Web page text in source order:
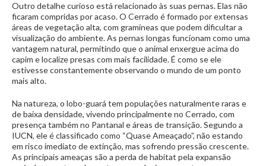
Outro detalhe curioso está relacionado às suas pernas. Elas não
ficaram compridas por acaso. O Cerrado é formado por extensas
áreas de vegetação alta, com gramíneas que podem dificultar a
visualização do ambiente. As pernas longas funcionam como uma
vantagem natural, permitindo que o animal enxergue acima do
capim e localize presas com mais facilidade. É como se ele
estivesse constantemente observando o mundo de um ponto
mais alto.
Na natureza, o lobo-guará tem populações naturalmente raras e
de baixa densidade, vivendo principalmente no Cerrado, com
presença também no Pantanal e áreas de transição. Segundo a
IUCN, ele é classificado como “Quase Ameaçado”, não estando
em risco imediato de extinção, mas sofrendo pressão crescente.
As principais ameaças são a perda de habitat pela expansão